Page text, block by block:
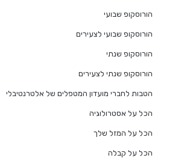
הורוסקופ שבועי
הורוסקופ שבועי לצעירים
הורוסקופ שנתי
הורוסקופ שנתי לצעירים
הטבות לחברי מועדון המטפלים של אלטרנטיבלי
הכל על אסטרולוגיה
הכל על המזל שלך
הכל על קבלה